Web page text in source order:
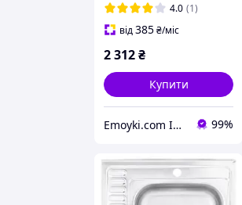
4.0 (1)
від385₴/міс
2 312₴
Купити
Emoyki.com Інтернет-магазин кухонних мийок 99%